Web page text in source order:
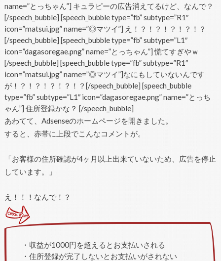
name=”とっちゃん”] キュラピーの広告消えてるけど、なんで？
[/speech_bubble] [speech_bubble type=”fb” subtype=”R1″
icon=”matsui.jpg” name=”◎マツイ”] え！？！？！？！？！？
[/speech_bubble] [speech_bubble type=”fb” subtype=”L1″
icon=”dagasoregae.png” name=”とっちゃん”] 慌てすぎやｗ
[/speech_bubble] [speech_bubble type=”fb” subtype=”R1″
icon=”matsui.jpg” name=”◎マツイ”]なにもしていないんです
が！？！？！？！？！？[/speech_bubble] [speech_bubble
type=”fb” subtype=”L1″ icon=”dagasoregae.png” name=”とっち
ゃん”] 住所登録かな？ [/speech_bubble]
あわてて、Adsenseのホームページを開きました。
すると、赤帯に上段でこんなコメントが。
「お客様の住所確認が4ヶ月以上出来ていないため、広告を停止
しています。」
え！！！なんで！？
・収益が1000円を超えるとお支払いされる
・住所登録が完了しないとお支払いがされない